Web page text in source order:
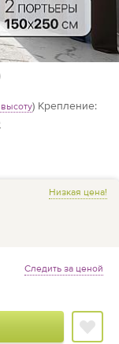
) Крепление:
Низкая цена!
Следить за ценой